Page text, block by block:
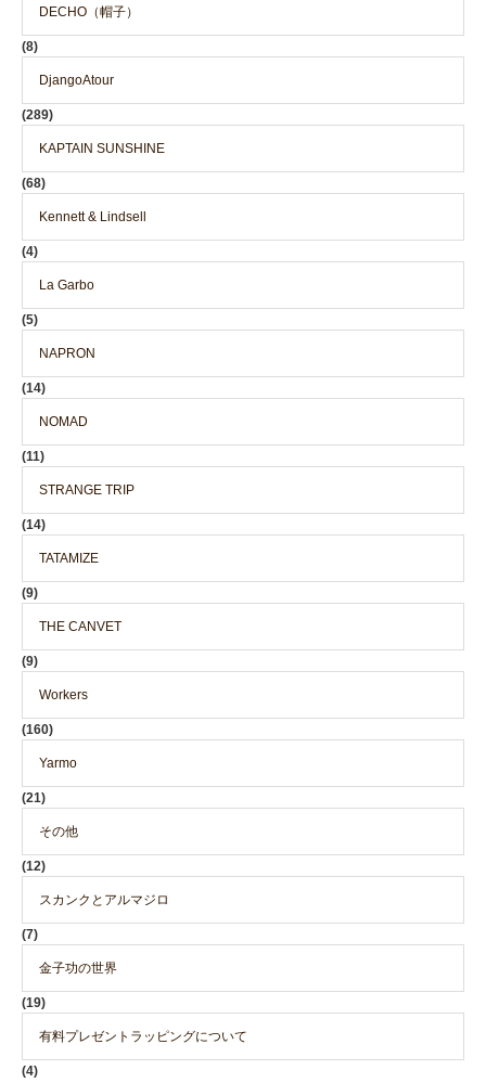
DECHO（帽子）
(8)
DjangoAtour
(289)
KAPTAIN SUNSHINE
(68)
Kennett & Lindsell
(4)
La Garbo
(5)
NAPRON
(14)
NOMAD
(11)
STRANGE TRIP
(14)
TATAMIZE
(9)
THE CANVET
(9)
Workers
(160)
Yarmo
(21)
その他
(12)
スカンクとアルマジロ
(7)
金子功の世界
(19)
有料プレゼントラッピングについて
(4)